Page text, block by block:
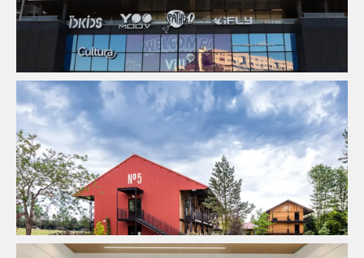
Commercial
Pilotage D'opération / MOEX Structure
Économie De La Construction Fluides
Immobilier
Commercial
Pilotage D'opération / MOEX Structure